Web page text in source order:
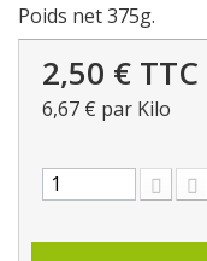
Poids net 375g.
2,50 € TTC
6,67 € par Kilo